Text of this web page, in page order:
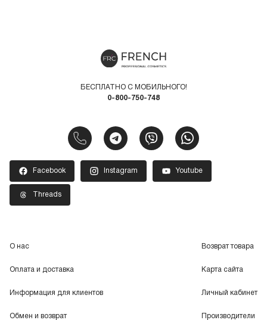
БЕСПЛАТНО С МОБИЛЬНОГО!
0-800-750-748
Facebook Instagram Youtube
Threads
О нас
Оплата и доставка
Информация для клиентов
Обмен и возврат
Возврат товара
Карта сайта
Личный кабинет
Производители